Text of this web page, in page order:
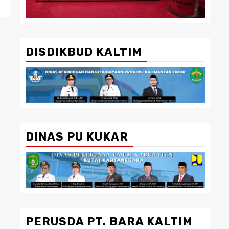
DISDIKBUD KALTIM
DINAS PU KUKAR
PERUSDA PT. BARA KALTIM